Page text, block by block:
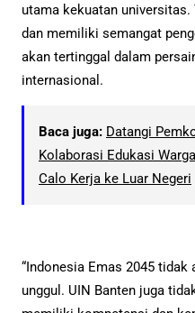
utama kekuatan
dan memiliki semangat
akan tertinggal dalam
internasional.
Baca juga: Datangi
Kolaborasi Edukasi
Calo Kerja ke Luar Negeri
“Indonesia Emas 2045 tidak
unggul. UIN Banten juga